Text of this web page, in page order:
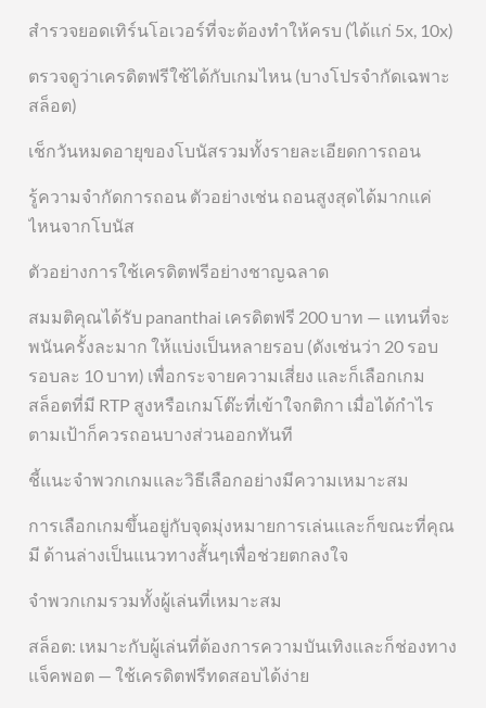
สำรวจยอดเทิร์นโอเวอร์ที่จะต้องทำให้ครบ (ได้แก่ 5x, 10x)
ตรวจดูว่าเครดิตฟรีใช้ได้กับเกมไหน (บางโปรจำกัดเฉพาะ
สล็อต)
เช็กวันหมดอายุของโบนัสรวมทั้งรายละเอียดการถอน
รู้ความจำกัดการถอน ตัวอย่างเช่น ถอนสูงสุดได้มากแค่
ไหนจากโบนัส
ตัวอย่างการใช้เครดิตฟรีอย่างชาญฉลาด
สมมติคุณได้รับ pananthai เครดิตฟรี 200 บาท — แทนที่จะ
พนันครั้งละมาก ให้แบ่งเป็นหลายรอบ (ดังเช่นว่า 20 รอบ
รอบละ 10 บาท) เพื่อกระจายความเสี่ยง และก็เลือกเกม
สล็อตที่มี RTP สูงหรือเกมโต๊ะที่เข้าใจกติกา เมื่อได้กำไร
ตามเป้าก็ควรถอนบางส่วนออกทันที
ชี้แนะจำพวกเกมและวิธีเลือกอย่างมีความเหมาะสม
การเลือกเกมขึ้นอยู่กับจุดมุ่งหมายการเล่นและก็ขณะที่คุณ
มี ด้านล่างเป็นแนวทางสั้นๆเพื่อช่วยตกลงใจ
จำพวกเกมรวมทั้งผู้เล่นที่เหมาะสม
สล็อต: เหมาะกับผู้เล่นที่ต้องการความบันเทิงและก็ช่องทาง
แจ็คพอต — ใช้เครดิตฟรีทดสอบได้ง่าย